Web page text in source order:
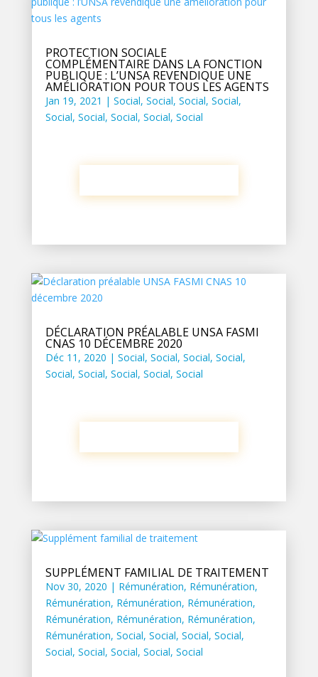
PROTECTION SOCIALE
COMPLÉMENTAIRE DANS LA FONCTION
PUBLIQUE : L’UNSA REVENDIQUE UNE
AMÉLIORATION POUR TOUS LES AGENTS
Jan 19, 2021 | Social, Social, Social, Social,
Social, Social, Social, Social, Social
DÉCLARATION PRÉALABLE UNSA FASMI
CNAS 10 DÉCEMBRE 2020
Déc 11, 2020 | Social, Social, Social, Social,
Social, Social, Social, Social, Social
SUPPLÉMENT FAMILIAL DE TRAITEMENT
Nov 30, 2020 | Rémunération, Rémunération,
Rémunération, Rémunération, Rémunération,
Rémunération, Rémunération, Rémunération,
Rémunération, Social, Social, Social, Social,
Social, Social, Social, Social, Social